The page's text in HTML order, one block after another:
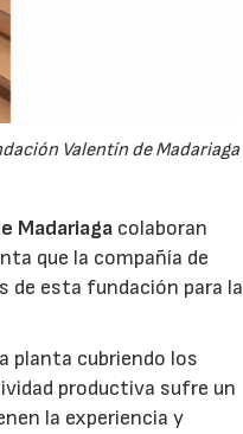
Valentín de Madariaga
Madariaga colaboran
que la compañía de
de esta fundación para la
planta cubriendo los
productiva sufre un
la experiencia y